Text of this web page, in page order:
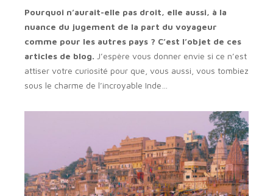
Pourquoi n’aurait-elle pas droit, elle aussi, à la
nuance du jugement de la part du voyageur
comme pour les autres pays ? C’est l’objet de ces
articles de blog. J’espère vous donner envie si ce n’est
attiser votre curiosité pour que, vous aussi, vous tombiez
sous le charme de l’incroyable Inde…